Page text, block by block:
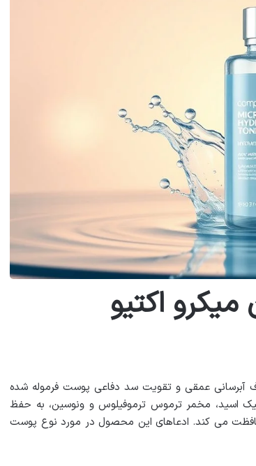
میکرو اکتیو
آبرسانی عمقی و تقویت سد دفاعی پوست فرموله شده
اسید، مخمر ترموس ترموفیلوس و ونوسین، به حفظ
می کند. ادعاهای این محصول در مورد نوع پوست